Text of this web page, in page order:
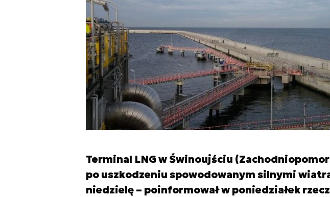
Terminal LNG w Świnoujściu
po uszkodzeniu spowodowanym silnymi
niedzielę – poinformował w poniedziałek